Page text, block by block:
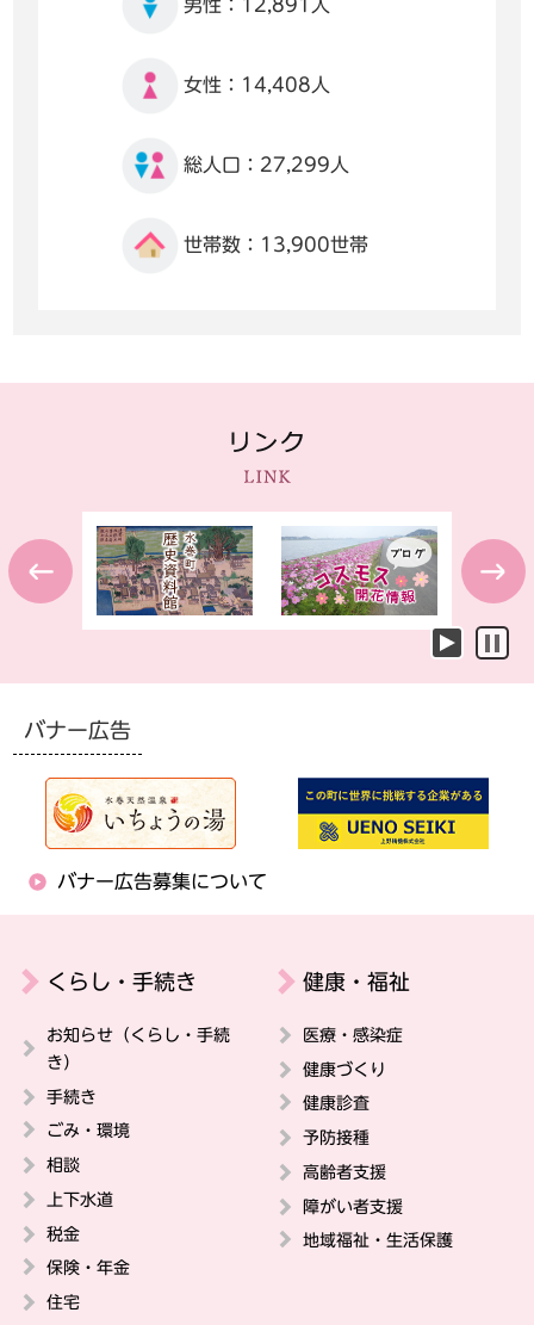
男性：12,891人
女性：14,408人
総人口：27,299人
世帯数：13,900世帯
Previous Next
バナー広告
バナー広告募集について
くらし・手続き
お知らせ（くらし・手続
き）
手続き
ごみ・環境
相談
上下水道
税金
保険・年金
住宅
健康・福祉
医療・感染症
健康づくり
健康診査
予防接種
高齢者支援
障がい者支援
地域福祉・生活保護